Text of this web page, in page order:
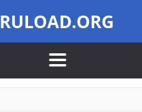
RULOAD.ORG